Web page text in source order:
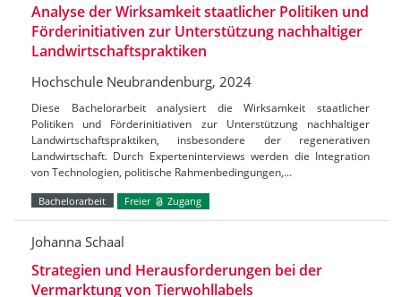
Analyse der Wirksamkeit staatlicher Politiken und
Förderinitiativen zur Unterstützung nachhaltiger
Landwirtschaftspraktiken
Hochschule Neubrandenburg, 2024
Diese Bachelorarbeit analysiert die Wirksamkeit staatlicher
Politiken und Förderinitiativen zur Unterstützung nachhaltiger
Landwirtschaftspraktiken, insbesondere der regenerativen
Landwirtschaft. Durch Experteninterviews werden die Integration
von Technologien, politische Rahmenbedingungen,…
Bachelorarbeit Freier Zugang
Johanna Schaal
Strategien und Herausforderungen bei der
Vermarktung von Tierwohllabels